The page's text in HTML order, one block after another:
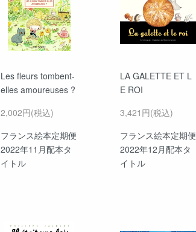
Les fleurs tombent-
elles amoureuses ?
2,002円(税込)
フランス絵本定期便
2022年11月配本タ
イトル
LA GALETTE ET L
E ROI
3,421円(税込)
フランス絵本定期便
2022年12月配本タ
イトル